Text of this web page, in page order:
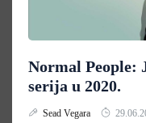
Normal People:
serija u 2020.
Sead Vegara